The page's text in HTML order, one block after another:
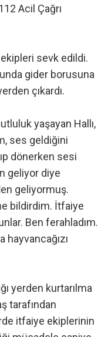
Acil Çağrı
sevk edildi.
gider borusuna
çıkardı.
yaşayan Hallı,
ses geldiğini
dönerken sesi
geliyor diye
geliyormuş.
bildirdim. İtfaiye
Ben ferahladım.
hayvancağızı
yerden kurtarılma
tarafından
itfaiye ekiplerinin